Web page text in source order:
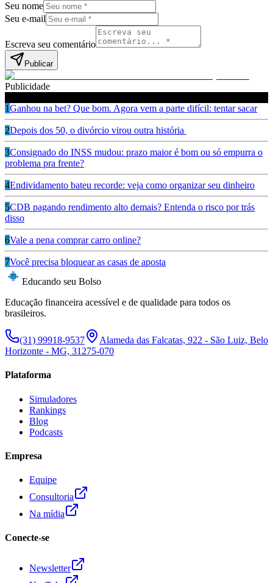
Seu nome
Seu e-mail
Escreva seu comentário
Publicar
Publicidade
1Ganhou na bet? Que bom. Agora vem a parte difícil: tentar sacar
2Depois dos 50, o divórcio virou outra história
3Consignado do INSS mudou: prazo maior é bom ou só empurra o
problema pra frente?
4Endividamento bateu recorde: veja como organizar seu dinheiro
5CDB pagando rendimento alto demais? Entenda o risco por trás
disso
6Vale a pena comprar carro online?
7Você precisa bloquear as casas de aposta
Educando seu Bolso
Educação financeira acessível e de qualidade para todos os
brasileiros.
(31) 99918-9537
Alameda das Falcatas, 922 - São Luiz, Belo
Horizonte - MG, 31275-070
Plataforma
Simuladores
Rankings
Blog
Podcasts
Empresa
Equipe
Consultoria
Na mídia
Conecte-se
Newsletter